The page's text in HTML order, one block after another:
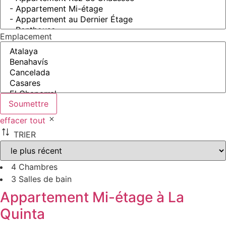
Emplacement
Soumettre
effacer tout
TRIER
4 Chambres
3 Salles de bain
Appartement Mi-étage à La
Quinta